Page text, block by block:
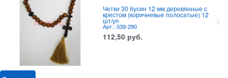
Четки 30 бусин 12 мм деревянные с
крестом (коричневые полосатые) 12
шт/уп
Арт.: 039-290
112,50 руб.